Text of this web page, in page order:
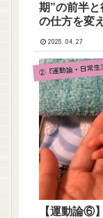
期”の前半
の仕方を変
2025.04.27
②『運動論・日常生
【運動論⑥